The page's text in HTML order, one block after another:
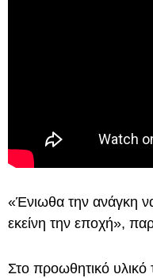
«Ένιωθα την ανάγκη
εκείνη την εποχή»,
Στο προωθητικό